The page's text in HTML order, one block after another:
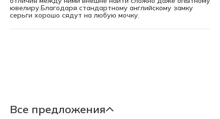
ювелиру.Благодаря стандартному английскому замку
серьги хорошо сядут на любую мочку.
Все предложения